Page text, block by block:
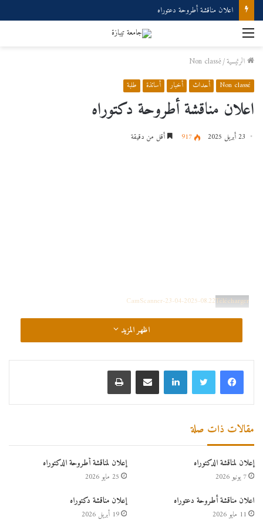
إعلان مناقشة دكتوراه
القائمة
الرئيسية/
Non classé
Non classé أحداث أخبار أساتذة طلبة
اعلان مناقشة أطروحة دكتوراه
23 أبريل 2025 917 أقل من دقيقة
CamScanner-23-04-2025-08.22Télécharger
اظهر المزيد
لينكدإن مشاركة عبر البريد طباعة
مقالات ذات صلة
إعلان لمناقشة الدكتوراه
7 يونيو 2026
إعلان لمناقشة أطروحة الدكتوراه
25 مايو 2026
اعلان مناقشة أطروحة دعتوراه
11 مايو 2026
إعلان مناقشة دكتوراه
19 أبريل 2026